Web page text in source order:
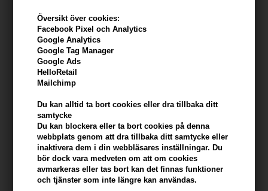
Översikt över cookies:
Facebook Pixel och Analytics
Google Analytics
Google Tag Manager
Google Ads
HelloRetail
Mailchimp
Du kan alltid ta bort cookies eller dra tillbaka ditt
samtycke
Du kan blockera eller ta bort cookies på denna
webbplats genom att dra tillbaka ditt samtycke eller
inaktivera dem i din webbläsares inställningar. Du
bör dock vara medveten om att om cookies
avmarkeras eller tas bort kan det finnas funktioner
och tjänster som inte längre kan användas.
A.S.P. Mode Curl Cream
Firming Cream 125ml
Ej i lager
Ej i lager
247Price